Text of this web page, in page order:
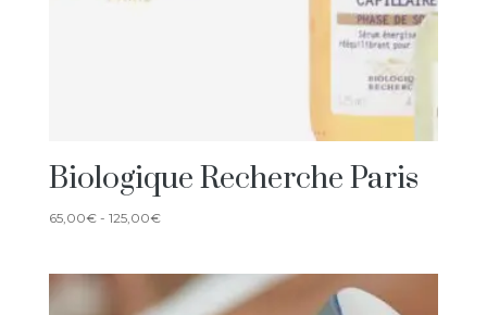
Biologique Recherche Paris
65,00€ - 125,00€Rango
desde
65,00€